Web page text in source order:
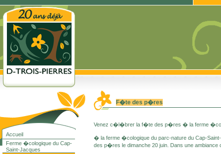
Accueil
Ferme �cologique du Cap-
Saint-Jacques
F�te des p�res
Venez c�l�brer la f�te des p�res � la ferme
� la ferme �cologique du parc-nature du Cap-
des p�res le dimanche 20 juin. Dans une